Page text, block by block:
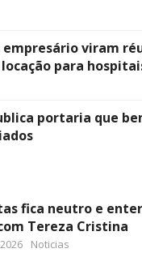
viram
para
portaria que
fica neutro e
Tereza Cristina
Noticias